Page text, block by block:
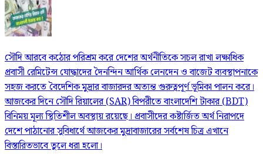
সৌদি আরবে কঠোর পরিশ্রম করে দেশের অর্থনীতিকে সচল রাখা লক্ষাধিক
প্রবাসী রেমিটেন্স যোদ্ধাদের দৈনন্দিন আর্থিক লেনদেন ও বাজেট ব্যবস্থাপনাকে
সহজ করতে বৈদেশিক মুদ্রার বাজারদর অত্যন্ত গুরুত্বপূর্ণ ভূমিকা পালন করে।
আজকের দিনে সৌদি রিয়ালের (SAR) বিপরীতে বাংলাদেশি টাকার (BDT)
বিনিময় মূল্য স্থিতিশীল অবস্থায় রয়েছে। প্রবাসীদের কষ্টার্জিত অর্থ নিরাপদে
দেশে পাঠানোর সুবিধার্থে আজকের মুদ্রাবাজারের সর্বশেষ চিত্র এখানে
বিস্তারিতভাবে তুলে ধরা হলো।